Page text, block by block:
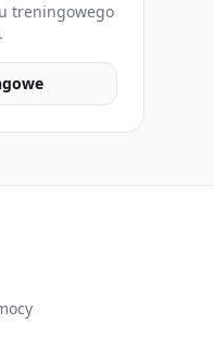
treningowego